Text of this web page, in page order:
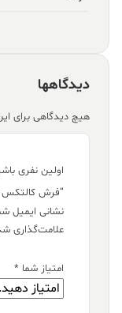
دیدگاهها
هیچ دیدگاهی برای
اولین نفری
“فرش کالتکس ۱۲۰۰ شانه طرح سیرا سبز سیر”
نشانی ایمیل
علامت‌گذاری
امتیاز شما *